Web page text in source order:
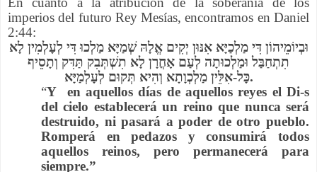
imperios del futuro Rey Mesías, encontramos en Daniel
2:44:
וּבְיוֹמֵיהוֹן דִּי מַלְכַיָּא אִנּוּן יְקִים אֱלָהּ שְׁמַיָּא מַלְכוּ דִּי לְעָלְמִין לָא
תִתְחַבַּל וּמַלְכוּתָה לְעַם אָחֳרָן לָא תִשְׁתְּבִק תַּדִּק וְתָסֵיף
כָּל-אִלֵּין מַלְכְוָתָא וְהִיא תְּקוּם לְעָלְמַיָּא.
“Y en aquellos días de aquellos reyes el Di-s
del cielo establecerá un reino que nunca será
destruido, ni pasará a poder de otro pueblo.
Romperá en pedazos y consumirá todos
aquellos reinos, pero permanecerá para
siempre.”